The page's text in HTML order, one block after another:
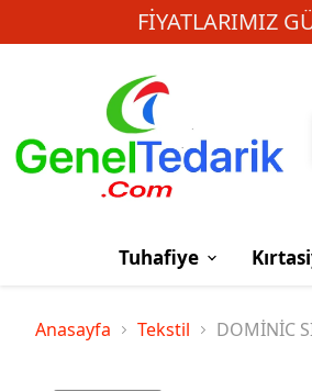
FIYATLARIMIZ
Tuhafiye
Anasayfa Tekstil DOMİNİC